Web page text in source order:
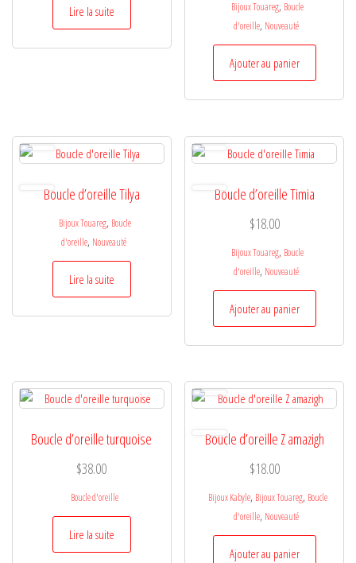
Lire la suite Bijoux Touareg, Boucle
d'oreille, Nouveauté
Ajouter au panier
Boucle d’oreille Tilya
Bijoux Touareg, Boucle
d'oreille, Nouveauté
Lire la suite
Boucle d’oreille Timia
$18.00
Bijoux Touareg, Boucle
d'oreille, Nouveauté
Ajouter au panier
Boucle d’oreille turquoise
$38.00
Boucle d'oreille
Lire la suite
Boucle d’oreille Z amazigh
$18.00
Bijoux Kabyle, Bijoux Touareg, Boucle
d'oreille, Nouveauté
Ajouter au panier